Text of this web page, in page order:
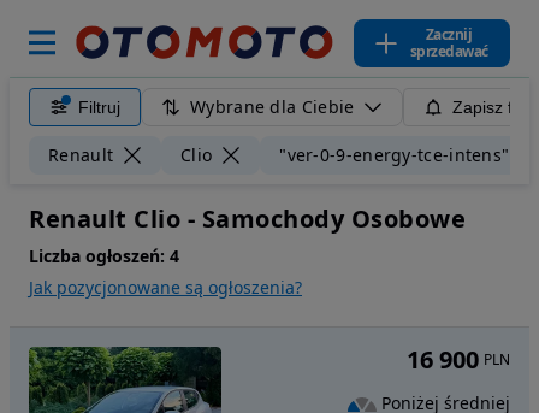
Zacznij
sprzedawać
Filtruj Wybrane dla Ciebie Zapisz
Renault Clio "ver-0-9-energy-tce-intens"
Renault Clio - Samochody Osobowe
Liczba ogłoszeń: 4
Jak pozycjonowane są ogłoszenia?
16 900 PLN
Poniżej średniej